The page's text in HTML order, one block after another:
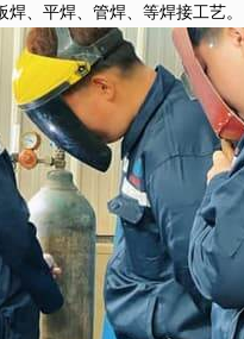
、平焊、管焊、等焊接工艺。